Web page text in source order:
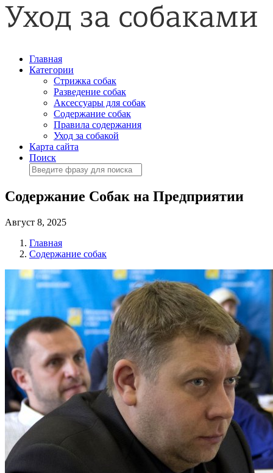
Главная
Категории
Стрижка собак
Разведение собак
Аксессуары для собак
Содержание собак
Правила содержания
Уход за собакой
Карта сайта
Поиск
Содержание Собак на Предприятии
Август 8, 2025
Главная
Содержание собак